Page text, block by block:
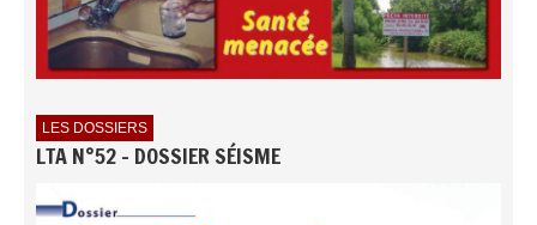
LES DOSSIERS
LTA N°52 - DOSSIER SÉISME